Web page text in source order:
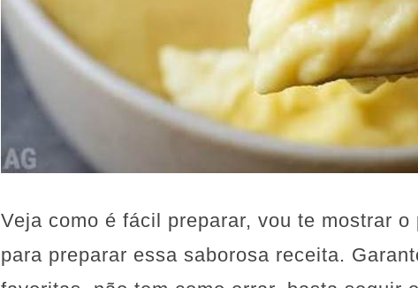
Veja como é fácil preparar, vou te mostrar
para preparar essa saborosa receita.